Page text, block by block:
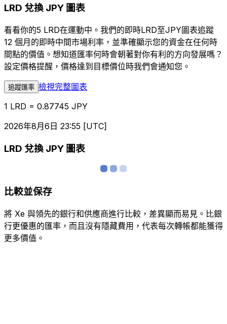
LRD 兌換 JPY 圖表
看看你的5 LRD在運動中。我們的即時LRD至JPY圖表追蹤
12 個月的即時中間市場利率，並準確顯示您的資金在任何時
間點的價值。想知道匯率何時會朝著對你有利的方向發展嗎？
設定價格提醒，價格達到目標價位時我們會通知您。
追蹤匯率 檢視完整圖表
1 LRD = 0.87745 JPY
2026年8月6日 23:55 [UTC]
LRD 兌換 JPY 圖表
比較並保存
將 Xe 與領先的銀行和供應商進行比較，差異顯而易見。比銀
行更優惠的匯率，而且沒有隱藏費用，代表每次轉帳都能獲得
更多價值。